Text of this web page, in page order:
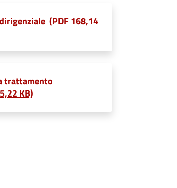
(PDF 168,14
trattamento
KB)